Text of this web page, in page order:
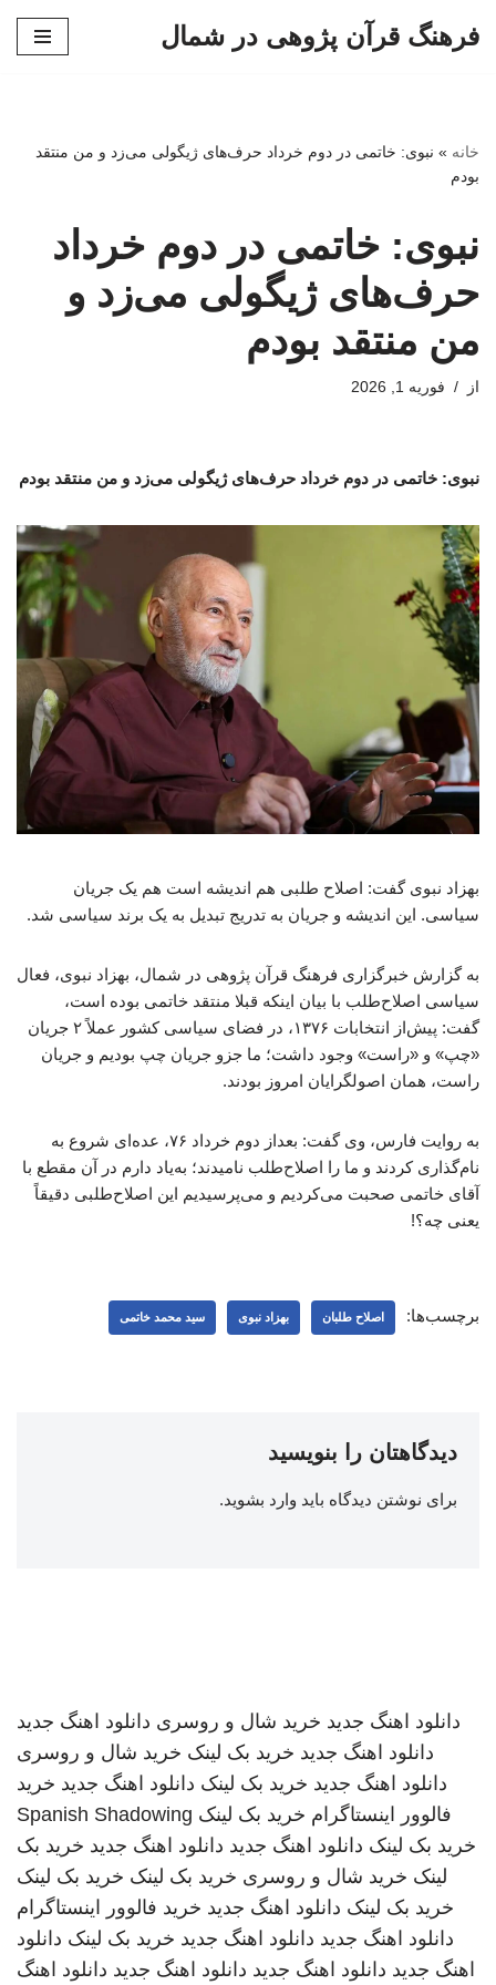
فرهنگ قرآن پژوهی در شمال
خانه » نبوی: خاتمی در دوم خرداد حرف‌های ژیگولی می‌زد و من منتقد
بودم
نبوی: خاتمی در دوم خرداد
حرف‌های ژیگولی می‌زد و
من منتقد بودم
از فوریه 1, 2026
نبوی: خاتمی در دوم خرداد حرف‌های ژیگولی می‌زد و من منتقد بودم
بهزاد نبوی گفت: اصلاح طلبی هم اندیشه است هم یک جریان
سیاسی. این اندیشه و جریان به تدریج تبدیل به یک برند سیاسی شد.
به گزارش خبرگزاری فرهنگ قرآن پژوهی در شمال، بهزاد نبوی، فعال
سیاسی اصلاح‌طلب با بیان اینکه قبلا منتقد خاتمی بوده است،
گفت: پیش‌از انتخابات ۱۳۷۶، در فضای سیاسی کشور عملاً ۲ جریان
«چپ» و «راست» وجود داشت؛ ما جزو جریان چپ بودیم و جریان
راست، همان اصولگرایان امروز بودند.
به روایت فارس، وی گفت: بعداز دوم خرداد ۷۶، عده‌ای شروع به
نام‌گذاری کردند و ما را اصلاح‌طلب نامیدند؛ به‌یاد دارم در آن مقطع با
آقای خاتمی صحبت می‌کردیم و می‌پرسیدیم این اصلاح‌طلبی دقیقاً
یعنی چه؟!
برچسب‌ها: اصلاح طلبان بهزاد نبوی سید محمد خاتمی
دیدگاهتان را بنویسید
برای نوشتن دیدگاه باید وارد بشوید.
دانلود اهنگ جدید خرید شال و روسری دانلود اهنگ جدید
دانلود اهنگ جدید خرید بک لینک خرید شال و روسری
دانلود اهنگ جدید خرید بک لینک دانلود اهنگ جدید خرید
فالوور اینستاگرام خرید بک لینک Spanish Shadowing
خرید بک لینک دانلود اهنگ جدید دانلود اهنگ جدید خرید بک
لینک خرید شال و روسری خرید بک لینک خرید بک لینک
خرید بک لینک دانلود اهنگ جدید خرید فالوور اینستاگرام
دانلود اهنگ جدید دانلود اهنگ جدید خرید بک لینک دانلود
اهنگ جدید دانلود اهنگ جدید دانلود اهنگ جدید دانلود اهنگ